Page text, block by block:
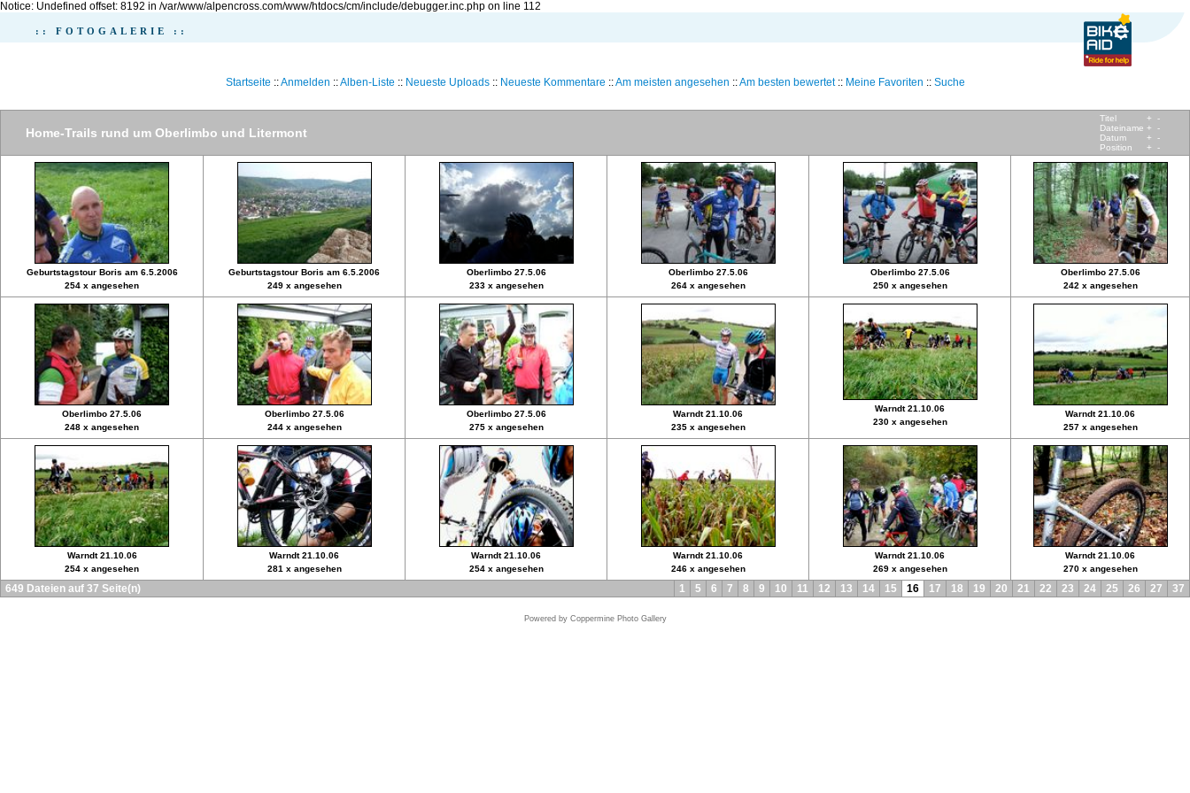
Notice: Undefined offset: 8192 in /var/www/alpencross.com/www/htdocs/cm/include/debugger.inc.php on line 112
:: FOTOGALERIE ::
Startseite ::Anmelden ::Alben-Liste :: Neueste Uploads:: Neueste Kommentare ::Am meisten angesehen ::Am besten bewertet:: Meine Favoriten :: Suche
Home-Trails rund um Oberlimbo und Litermont
Titel +
-
Dateiname +
-
Datum
+
-
Position
+ -
Geburtstagstour Boris am 6.5.2006
254 x angesehen
Geburtstagstour Boris am 6.5.2006
249 x angesehen
Oberlimbo 27.5.06
233 x angesehen
Oberlimbo 27.5.06
264 x angesehen
Oberlimbo 27.5.06
250 x angesehen
Oberlimbo 27.5.06
242 x angesehen
Oberlimbo 27.5.06
248 x angesehen
Oberlimbo 27.5.06
244 x angesehen
Oberlimbo 27.5.06
275 x angesehen
Warndt 21.10.06
235 x angesehen
Warndt 21.10.06
230 x angesehen
Warndt 21.10.06
257 x angesehen
Warndt 21.10.06
254 x angesehen
Warndt 21.10.06
281 x angesehen
Warndt 21.10.06
254 x angesehen
Warndt 21.10.06
246 x angesehen
Warndt 21.10.06
269 x angesehen
Warndt 21.10.06
270 x angesehen
649 Dateien auf 37 Seite(n) 1 5 6 7 8 9 10 11 12 13 14 15 16 17 18 19 20 21 22 23 24 25 26 27 37
Powered by Coppermine Photo Gallery